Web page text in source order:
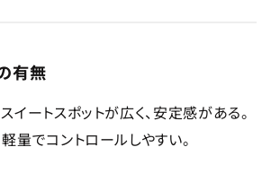
有無
イートスポットが広く、安定感がある。
量でコントロールしやすい。